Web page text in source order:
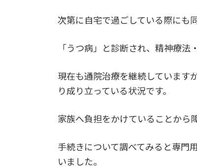
次第に自宅で過ごしている際にも
「うつ病」と診断され、精神療法
現在も通院治療を継続しています
り成り立っている状況です。
家族へ負担をかけていることから
手続きについて調べてみると専門
いました。